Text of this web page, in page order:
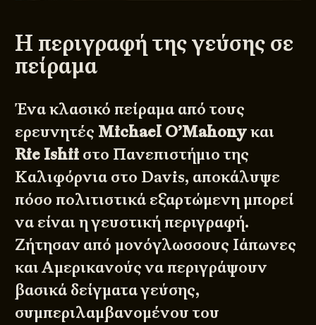
Η περιγραφή της γεύσης σε
πείραμα
Ένα κλασικό πείραμα από τους
ερευνητές Michael O’Mahonyκαι
Rie Ishii στο Πανεπιστήμιο της
Καλιφόρνια στο Davis, αποκάλυψε
πόσο πολιτιστικά εξαρτώμενη μπορεί
να είναι η γευστική περιγραφή.
Ζήτησαν από μονόγλωσσους Ιάπωνες
και Αμερικανούς να περιγράψουν
βασικά δείγματα γεύσης,
συμπεριλαμβανομένου του